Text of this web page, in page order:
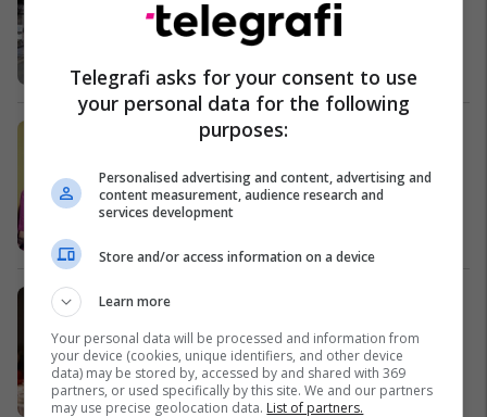
Kosovë
Zgjidhni dukjen tuaj ideale
Rregullat e festave
Telegrafi asks for your consent to use
your personal data for the following
purposes:
Personalised advertising and content, advertising and
content measurement, audience research and
services development
Store and/or access information on a device
Learn more
Your personal data will be processed and information from
your device (cookies, unique identifiers, and other device
data) may be stored by, accessed by and shared with 369
partners, or used specifically by this site. We and our partners
may use precise geolocation data. List of partners.